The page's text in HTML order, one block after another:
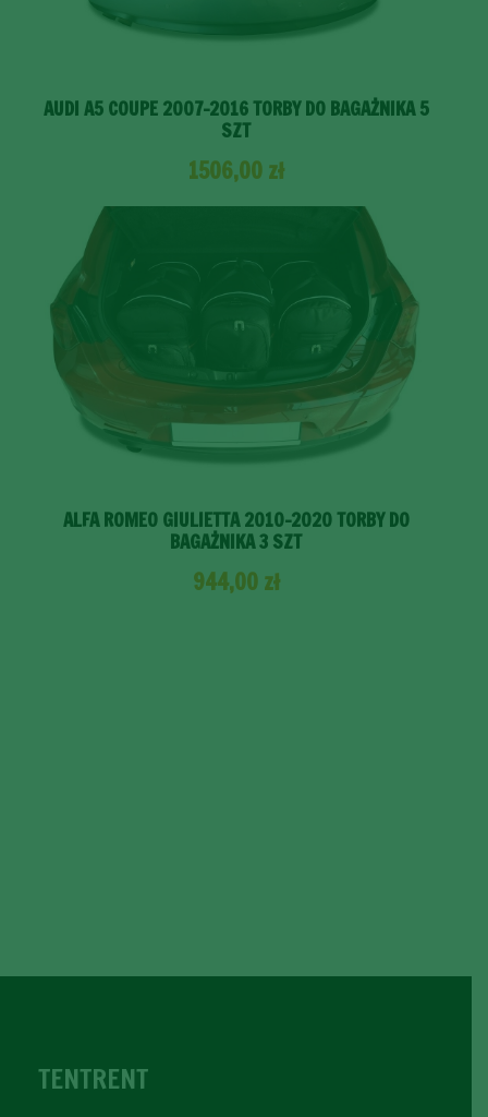
AUDI A5 COUPE 2007-2016 TORBY DO BAGAŻNIKA 5
SZT
1506,00 zł
ALFA ROMEO GIULIETTA 2010-2020 TORBY DO
BAGAŻNIKA 3 SZT
944,00 zł
TENTRENT